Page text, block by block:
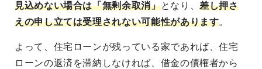
見込めない場合は「無剰余取消」となり、差し押さ
えの申し立ては受理されない可能性があります。
よって、住宅ローンが残っている家であれば、住宅
ローンの返済を滞納しなければ、借金の債権者から